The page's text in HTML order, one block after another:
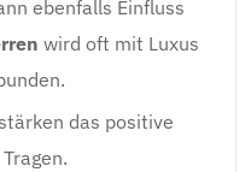
ebenfalls Einfluss
wird oft mit Luxus
das positive